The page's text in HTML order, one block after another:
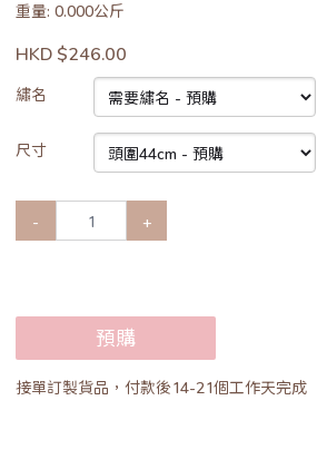
重量: 0.000公斤
HKD $246.00
繡名
尺寸
- +
預購
接單訂製貨品，付款後14-21個工作天完成